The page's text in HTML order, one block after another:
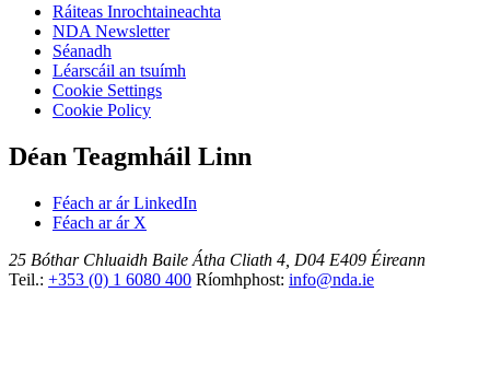
Ráiteas Inrochtaineachta
NDA Newsletter
Séanadh
Léarscáil an tsuímh
Cookie Settings
Cookie Policy
Déan Teagmháil Linn
Féach ar ár LinkedIn
Féach ar ár X
25 Bóthar Chluaidh Baile Átha Cliath 4, D04 E409 Éireann
Teil.: +353 (0) 1 6080 400 Ríomhphost: info@nda.ie